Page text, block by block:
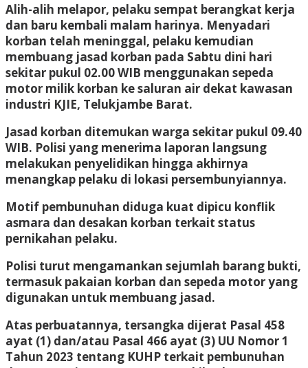
Alih-alih melapor, pelaku sempat berangkat kerja
dan baru kembali malam harinya. Menyadari
korban telah meninggal, pelaku kemudian
membuang jasad korban pada Sabtu dini hari
sekitar pukul 02.00 WIB menggunakan sepeda
motor milik korban ke saluran air dekat kawasan
industri KJIE, Telukjambe Barat.
Jasad korban ditemukan warga sekitar pukul 09.40
WIB. Polisi yang menerima laporan langsung
melakukan penyelidikan hingga akhirnya
menangkap pelaku di lokasi persembunyiannya.
Motif pembunuhan diduga kuat dipicu konflik
asmara dan desakan korban terkait status
pernikahan pelaku.
Polisi turut mengamankan sejumlah barang bukti,
termasuk pakaian korban dan sepeda motor yang
digunakan untuk membuang jasad.
Atas perbuatannya, tersangka dijerat Pasal 458
ayat (1) dan/atau Pasal 466 ayat (3) UU Nomor 1
Tahun 2023 tentang KUHP terkait pembunuhan